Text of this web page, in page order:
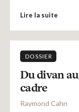
Lire la suite
DOSSIER
Du divan
cadre
Raymond Cahn